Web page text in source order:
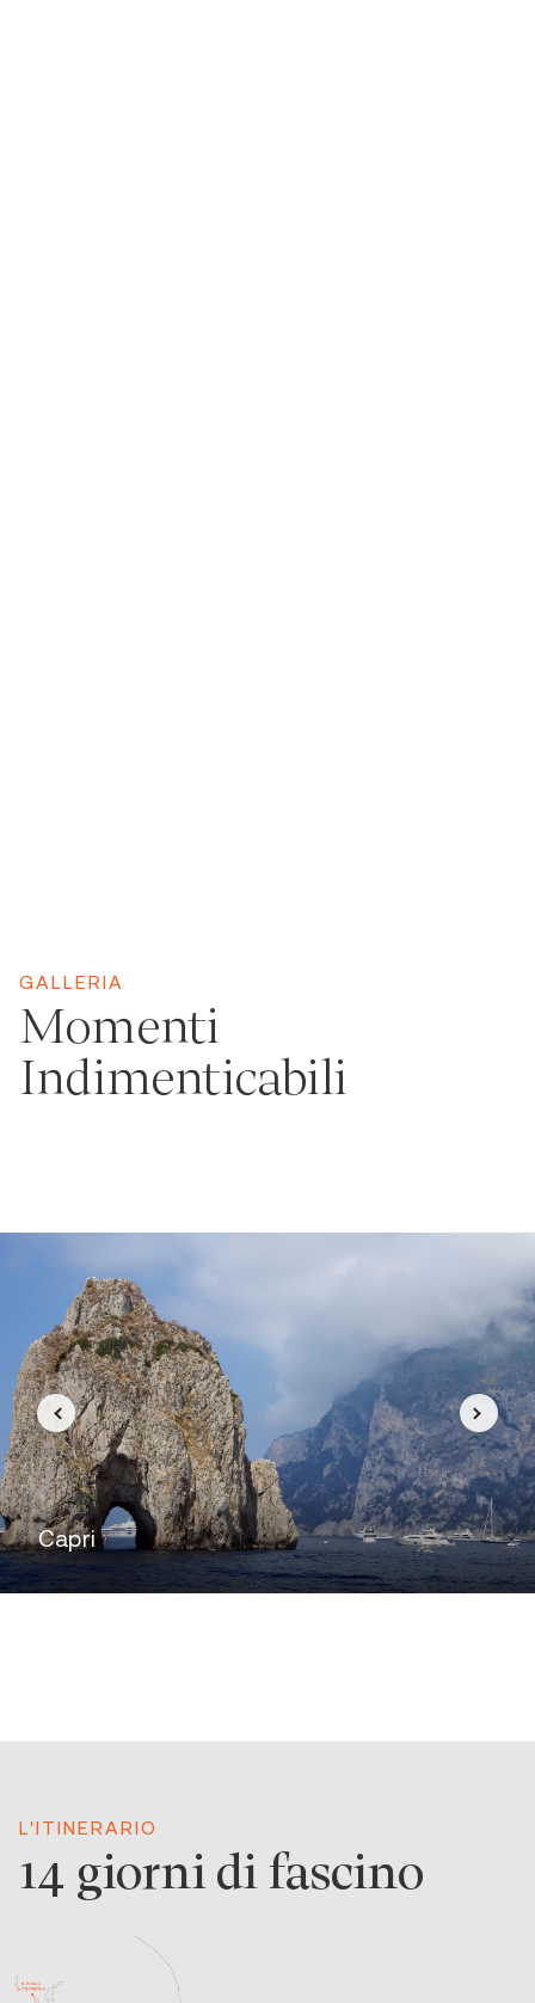
GALLERIA
Momenti
Indimenticabili
Capri
L'ITINERARIO
14 giorni di fascino